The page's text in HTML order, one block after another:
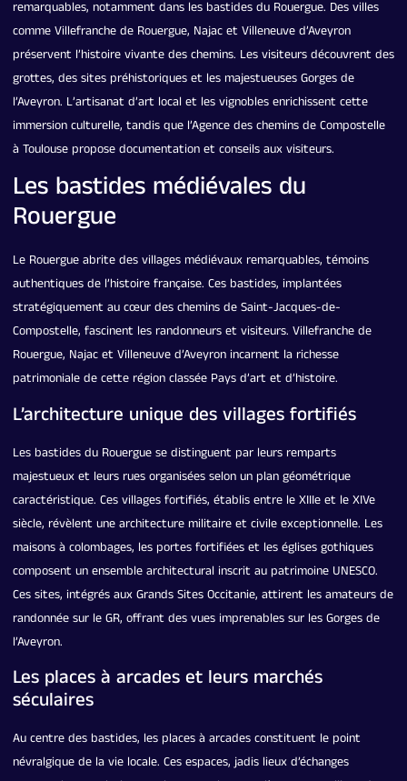
remarquables, notamment dans les bastides du Rouergue. Des villes
comme Villefranche de Rouergue, Najac et Villeneuve d’Aveyron
préservent l’histoire vivante des chemins. Les visiteurs découvrent des
grottes, des sites préhistoriques et les majestueuses Gorges de
l’Aveyron. L’artisanat d’art local et les vignobles enrichissent cette
immersion culturelle, tandis que l’Agence des chemins de Compostelle
à Toulouse propose documentation et conseils aux visiteurs.
Les bastides médiévales du
Rouergue
Le Rouergue abrite des villages médiévaux remarquables, témoins
authentiques de l’histoire française. Ces bastides, implantées
stratégiquement au cœur des chemins de Saint-Jacques-de-
Compostelle, fascinent les randonneurs et visiteurs. Villefranche de
Rouergue, Najac et Villeneuve d’Aveyron incarnent la richesse
patrimoniale de cette région classée Pays d’art et d’histoire.
L’architecture unique des villages fortifiés
Les bastides du Rouergue se distinguent par leurs remparts
majestueux et leurs rues organisées selon un plan géométrique
caractéristique. Ces villages fortifiés, établis entre le XIIIe et le XIVe
siècle, révèlent une architecture militaire et civile exceptionnelle. Les
maisons à colombages, les portes fortifiées et les églises gothiques
composent un ensemble architectural inscrit au patrimoine UNESCO.
Ces sites, intégrés aux Grands Sites Occitanie, attirent les amateurs de
randonnée sur le GR, offrant des vues imprenables sur les Gorges de
l’Aveyron.
Les places à arcades et leurs marchés
séculaires
Au centre des bastides, les places à arcades constituent le point
névralgique de la vie locale. Ces espaces, jadis lieux d’échanges